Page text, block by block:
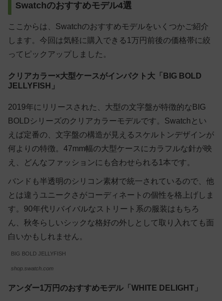
Swatchのおすすめモデル4選
ここからは、Swatchのおすすめモデルをいくつかご紹介
します。今回は気軽に購入できる1万円前後の価格帯に絞
ってピックアップしました。
クリアカラー×大型ケースがインパクト大「BIG BOLD
JELLYFISH」
2019年にリリースされた、大型の文字盤が特徴的なBIG
BOLDシリーズのクリアカラーモデルです。Swatchとい
えば定番の、 文字盤の構造が見えるスケルトンデザインが
何よりの特徴。47mm幅の大型ケースにカラフルな針が映
え、どんなファッションにも合わせられる1本です。
バンドも半透明のシリコン素材で統一されているので、他
とは違うユニークさがコーディネートの個性を格上げしま
す。90年代リバイバルなストリート系の服装はもちろ
ん、秋冬らしいシックな格好の外しとして取り入れても面
白いかもしれません。
BIG BOLD JELLYFISH
shop.swatch.com
アンダー1万円のおすすめモデル「WHITE DELIGHT」